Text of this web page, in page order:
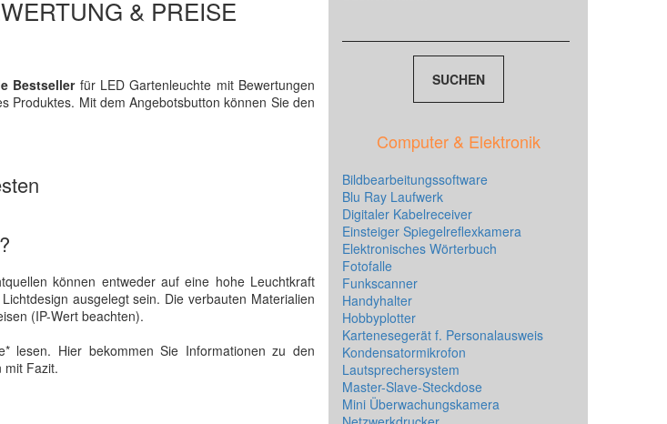
& PREISE
Bestsellerfür LED Gartenleuchte mit Bewertungen
Produktes. Mit dem Angebotsbutton können Sie den
können entweder auf eine hohe Leuchtkraft
ausgelegt sein. Die verbauten Materialien
(IP-Wert beachten).
lesen. Hier bekommen Sie Informationen zu den
mit Fazit.
Computer & Elektronik
Bildbearbeitungssoftware
Blu Ray Laufwerk
Digitaler Kabelreceiver
Einsteiger Spiegelreflexkamera
Elektronisches Wörterbuch
Fotofalle
Funkscanner
Handyhalter
Hobbyplotter
Kartenesegerät f. Personalausweis
Kondensatormikrofon
Lautsprechersystem
Master-Slave-Steckdose
Mini Überwachungskamera